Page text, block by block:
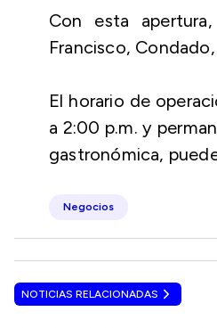
Con esta
Francisco,
El horario de
a 2:00 p.m. y
gastronómica,
Negocios
NOTICIAS RELACIONADAS